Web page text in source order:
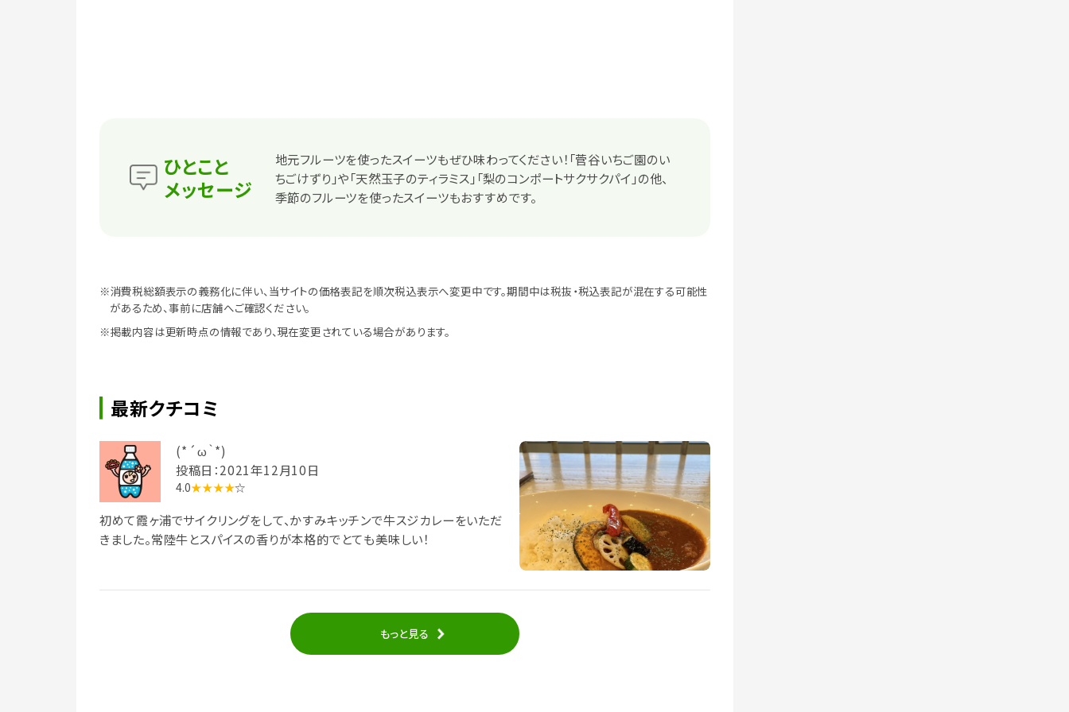
ひとこと
メッセージ
地元フルーツを使ったスイーツもぜひ味わってください！「菅谷いちご園のい
ちごけずり」や「天然玉子のティラミス」「梨のコンポートサクサクパイ」の他、
季節のフルーツを使ったスイーツもおすすめです。
※消費税総額表示の義務化に伴い、当サイトの価格表記を順次税込表示へ変更中です。期間中は税抜・税込表記が混在する可能性
があるため、事前に店舗へご確認ください。
※掲載内容は更新時点の情報であり、現在変更されている場合があります。
最新クチコミ
(⁠*⁠´⁠ω⁠｀⁠*⁠)
投稿日：2021年12月10日
4.0★★★★☆
初めて霞ヶ浦でサイクリングをして、かすみキッチンで牛スジカレーをいただ
きました。常陸牛とスパイスの香りが本格的でとても美味しい！
もっと見る